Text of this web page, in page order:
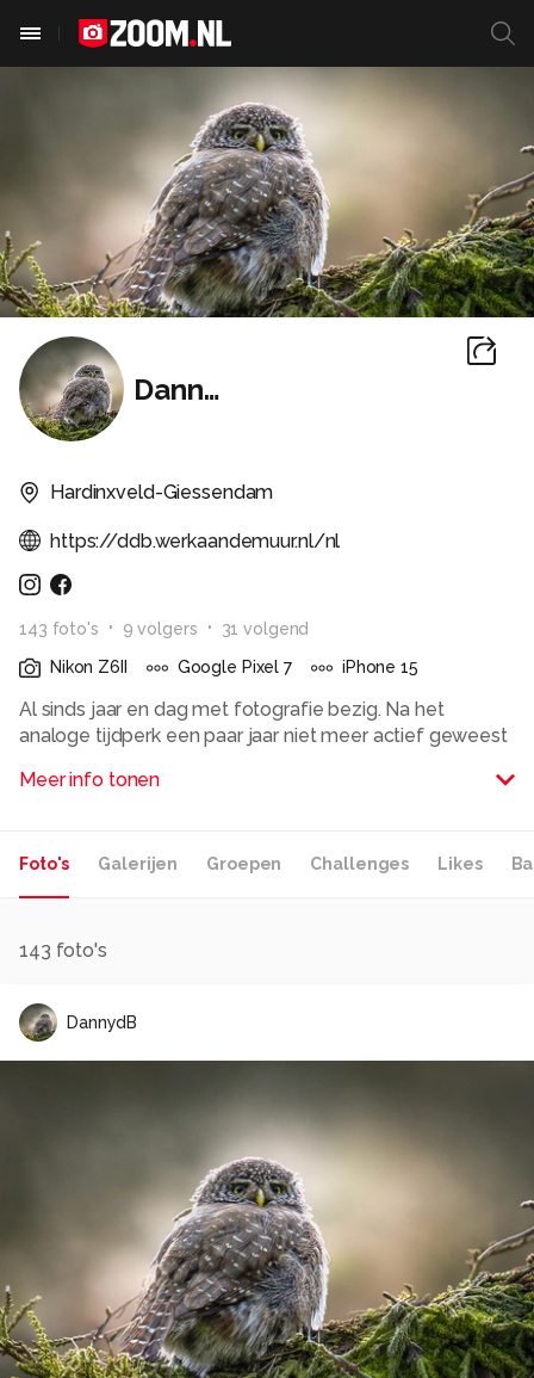
DannydB
Hardinxveld-Giessendam
https://ddb.werkaandemuur.nl/nl
143 foto's 9 volgers 31 volgend
Nikon Z6II
Google Pixel 7 iPhone 15
Al sinds jaar en dag met fotografie bezig. Na het
analoge tijdperk een paar jaar niet meer actief geweest
gebruiker van Nikon D610 en mijn Tamron 24-70/NIkon
gebruik eigenlijk niet anders meer.
Meer info tonen
Foto's Galerijen Groepen Challenges Likes
143 foto's
DannydB